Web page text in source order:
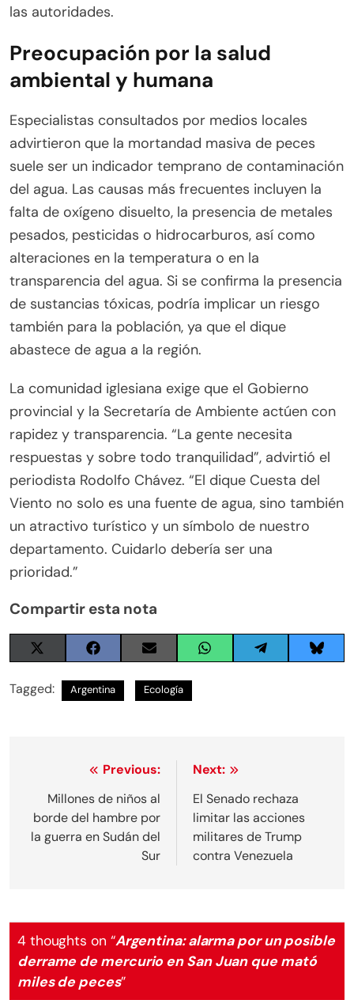
las autoridades.
Preocupación por la salud
ambiental y humana
Especialistas consultados por medios locales
advirtieron que la mortandad masiva de peces
suele ser un indicador temprano de contaminación
del agua. Las causas más frecuentes incluyen la
falta de oxígeno disuelto, la presencia de metales
pesados, pesticidas o hidrocarburos, así como
alteraciones en la temperatura o en la
transparencia del agua. Si se confirma la presencia
de sustancias tóxicas, podría implicar un riesgo
también para la población, ya que el dique
abastece de agua a la región.
La comunidad iglesiana exige que el Gobierno
provincial y la Secretaría de Ambiente actúen con
rapidez y transparencia. “La gente necesita
respuestas y sobre todo tranquilidad”, advirtió el
periodista Rodolfo Chávez. “El dique Cuesta del
Viento no solo es una fuente de agua, sino también
un atractivo turístico y un símbolo de nuestro
departamento. Cuidarlo debería ser una
prioridad.”
Compartir esta nota
Share
on
X
(Twitter)
Share
on
Facebook
Share
on
Email
Share
on
Share
on
Share
on
Tagged: Argentina Ecología
Navegación
entradas
Previous:
Millones de niños al
borde del hambre por
la guerra en Sudán del
Sur
Next:
El Senado rechaza
limitar las acciones
militares de Trump
contra Venezuela
4 thoughts on “Argentina: alarma por un posible
derrame de mercurio en San Juan que mató
miles de peces”